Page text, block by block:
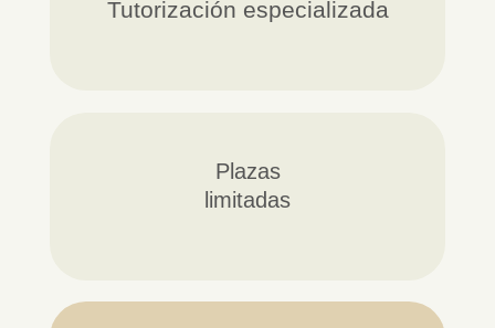
Tutorización especializada
Plazas
limitadas